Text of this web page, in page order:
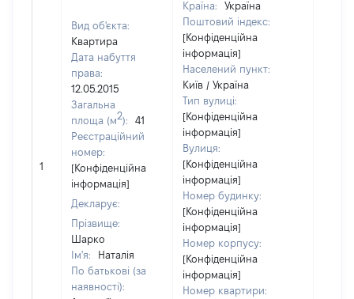
1
Вид об'єкта:
Квартира
Дата набуття
права:
12.05.2015
Загальна
площа (м2):
41
Реєстраційний
номер:
[Конфіденційна
інформація]
Декларує:
Прізвище:
Шарко
Ім'я:
Наталія
По батькові (за
наявності):
Країна:
Україна
Поштовий індекс:
[Конфіденційна
інформація]
Населений пункт:
Київ / Україна
Тип вулиці:
[Конфіденційна
інформація]
Вулиця:
[Конфіденційна
інформація]
Номер будинку:
[Конфіденційна
інформація]
Номер корпусу:
[Конфіденційна
інформація]
Номер квартири: